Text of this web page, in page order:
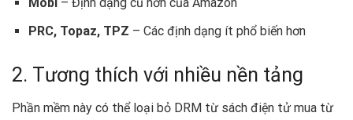
PRC, Topaz, TPZ – Các định dạng ít phổ biến hơn
2. Tương thích với nhiều nền tảng
Phần mềm này có thể loại bỏ DRM từ sách điện tử mua từ